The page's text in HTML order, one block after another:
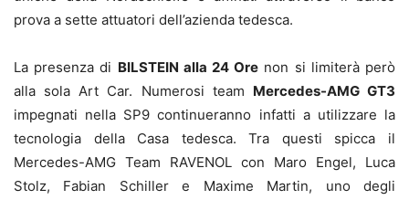
prova a sette attuatori dell’azienda tedesca.
La presenza di BILSTEIN alla 24 Ore non si limiterà però
alla sola Art Car. Numerosi team Mercedes-AMG GT3
impegnati nella SP9 continueranno infatti a utilizzare la
tecnologia della Casa tedesca. Tra questi spicca il
Mercedes-AMG Team RAVENOL con Maro Engel, Luca
Stolz, Fabian Schiller e Maxime Martin, uno degli